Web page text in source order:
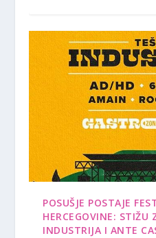
POSUŠJE POSTAJE
HERCEGOVINE: STIŽU
INDUSTRIJA I ANTE